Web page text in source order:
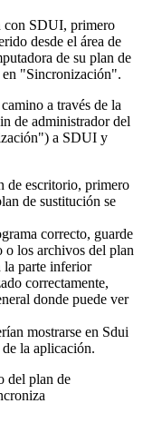
con SDUI, primero
desde el área de
de su plan de
en "Sincronización".
a través de la
de administrador del
a SDUI y
de escritorio, primero
de sustitución se
correcto, guarde
o los archivos del plan
la parte inferior
correctamente,
donde puede ver
mostrarse en Sdui
la aplicación.
del plan de